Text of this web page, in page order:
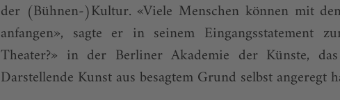
der (Bühnen-)Kultur. «Viele Menschen können mit
anfangen», sagte er in seinem Eingangsstatement
Theater?» in der Berli­ner Akademie der Künste,
Darstellende Kunst aus besagtem Grund selbst angeregt